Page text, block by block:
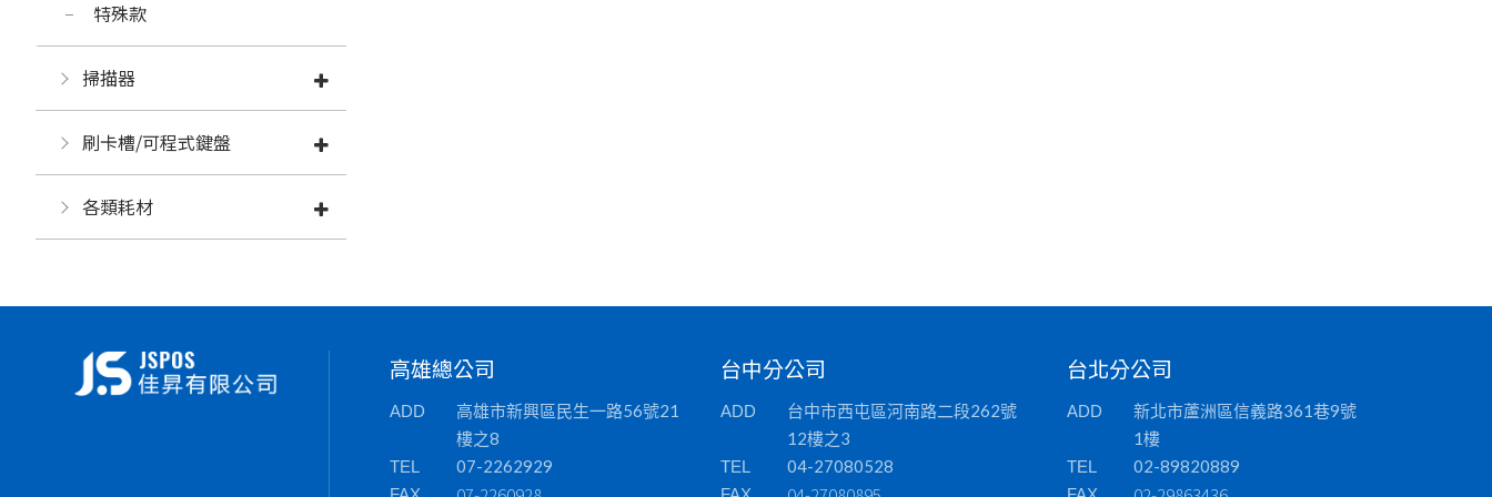
特殊款
掃描器
刷卡槽/可程式鍵盤
各類耗材
高雄總公司
ADD
高雄市新興區民生一路56號21
樓之8
TEL 07-2262929
台中分公司
ADD
台中市西屯區河南路二段262號
12樓之3
TEL 04-27080528
台北分公司
ADD
新北市蘆洲區信義路361巷9號
1樓
TEL 02-89820889